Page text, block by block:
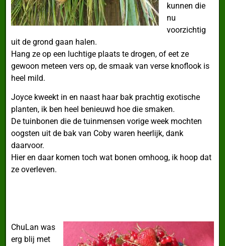
kunnen die
nu
voorzichtig
uit de grond gaan halen.
Hang ze op een luchtige plaats te drogen, of eet ze
gewoon meteen vers op, de smaak van verse knoflook is
heel mild.
Joyce kweekt in en naast haar bak prachtig exotische
planten, ik ben heel benieuwd hoe die smaken.
De tuinbonen die de tuinmensen vorige week mochten
oogsten uit de bak van Coby waren heerlijk, dank
daarvoor.
Hier en daar komen toch wat bonen omhoog, ik hoop dat
ze overleven.
ChuLan was
erg blij met